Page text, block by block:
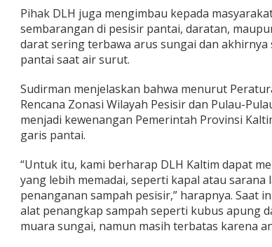
Pihak DLH juga mengimbau kepada
sembarangan di pesisir pantai, daratan,
darat sering terbawa arus sungai dan
pantai saat air surut.
Sudirman menjelaskan bahwa menurut
Rencana Zonasi Wilayah Pesisir dan Pulau-
menjadi kewenangan Pemerintah Provinsi
garis pantai.
“Untuk itu, kami berharap DLH Kaltim dapat
yang lebih memadai, seperti kapal atau
penanganan sampah pesisir,” harapnya. Saat
alat penangkap sampah seperti kubus apung
muara sungai, namun masih terbatas karena